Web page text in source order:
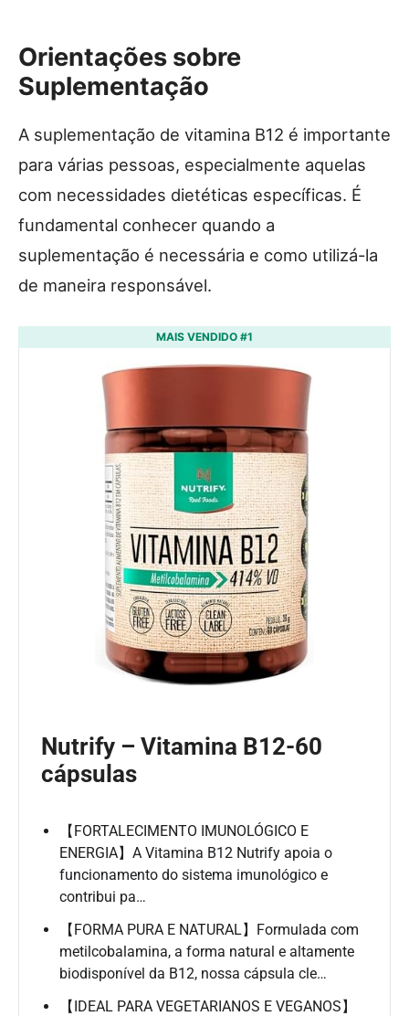
Orientações sobre
Suplementação
A suplementação de vitamina B12 é importante
para várias pessoas, especialmente aquelas
com necessidades dietéticas específicas. É
fundamental conhecer quando a
suplementação é necessária e como utilizá-la
de maneira responsável.
MAIS VENDIDO #1
Nutrify – Vitamina B12-60
cápsulas
【FORTALECIMENTO IMUNOLÓGICO E
ENERGIA】A Vitamina B12 Nutrify apoia o
funcionamento do sistema imunológico e
contribui pa…
【FORMA PURA E NATURAL】Formulada com
metilcobalamina, a forma natural e altamente
biodisponível da B12, nossa cápsula cle…
【IDEAL PARA VEGETARIANOS E VEGANOS】